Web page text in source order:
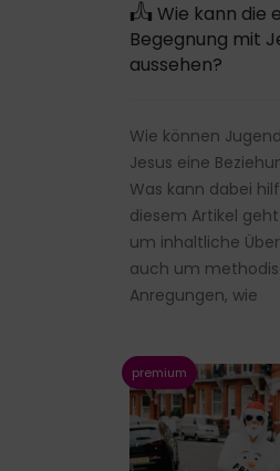
Wie kann die
Begegnung mit
aussehen?
Wie können
Jesus eine
Was kann dabei
diesem Artikel
um inhaltliche
auch um
Anregungen, wie